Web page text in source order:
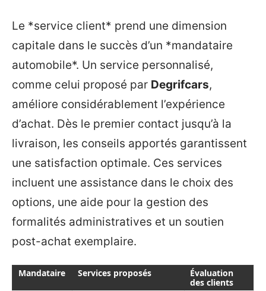
Le *service client* prend une dimension
capitale dans le succès d’un *mandataire
automobile*. Un service personnalisé,
comme celui proposé par Degrifcars,
améliore considérablement l’expérience
d’achat. Dès le premier contact jusqu’à la
livraison, les conseils apportés garantissent
une satisfaction optimale. Ces services
incluent une assistance dans le choix des
options, une aide pour la gestion des
formalités administratives et un soutien
post-achat exemplaire.
Mandataire Services proposés
Évaluation
des clients